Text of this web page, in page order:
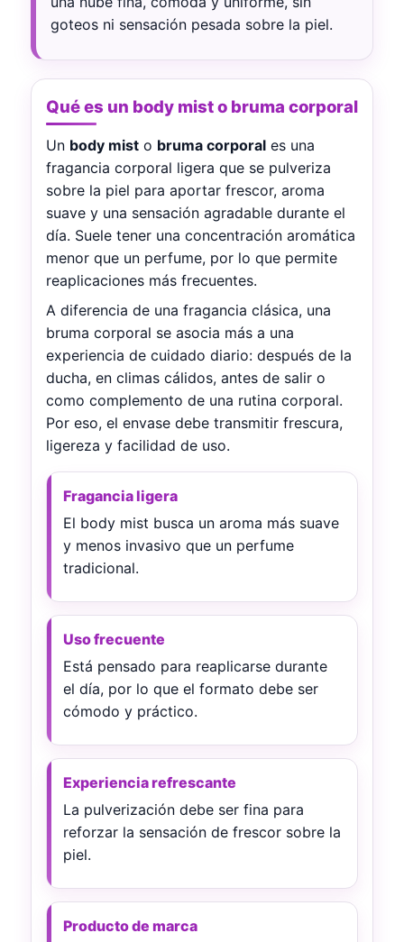
goteos ni sensación pesada sobre la piel.
Qué es un body mist o bruma corporal
Un body mist o bruma corporal es una
fragancia corporal ligera que se pulveriza
sobre la piel para aportar frescor, aroma
suave y una sensación agradable durante el
día. Suele tener una concentración aromática
menor que un perfume, por lo que permite
reaplicaciones más frecuentes.
A diferencia de una fragancia clásica, una
bruma corporal se asocia más a una
experiencia de cuidado diario: después de la
ducha, en climas cálidos, antes de salir o
como complemento de una rutina corporal.
Por eso, el envase debe transmitir frescura,
ligereza y facilidad de uso.
Fragancia ligera
El body mist busca un aroma más suave
y menos invasivo que un perfume
tradicional.
Uso frecuente
Está pensado para reaplicarse durante
el día, por lo que el formato debe ser
cómodo y práctico.
Experiencia refrescante
La pulverización debe ser fina para
reforzar la sensación de frescor sobre la
piel.
Producto de marca